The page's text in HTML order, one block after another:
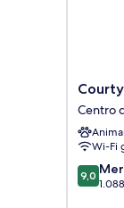
by
Marriott
Centro
di
Centro
Wi-Fi
9.0
su
9,0